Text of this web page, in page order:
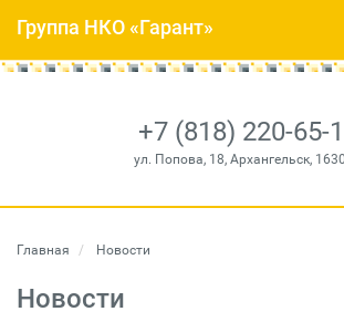
+7 (818) 220-65-
ул. Попова, 18, Архангельск,
Группа НКО «Гарант»
Главная Новости
Новости